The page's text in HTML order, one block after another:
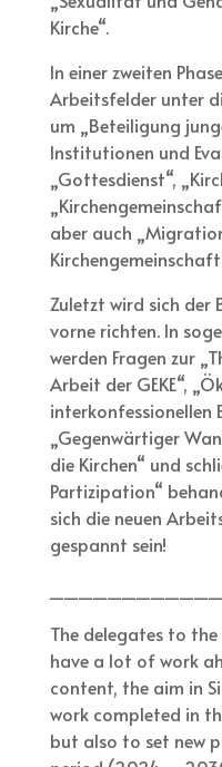
Kirche“.
In einer zweiten
Arbeitsfelder unter
um „Beteiligung
Institutionen und
„Gottesdienst“,
aber auch
Zuletzt wird sich der
vorne richten. In
werden Fragen zur
Arbeit der GEKE“,
interkonfessionellen
„Gegenwärtiger
die Kirchen“ und
Partizipation“
sich die neuen
gespannt sein!
The delegates to the
have a lot of work
content, the aim in
work completed in
but also to set new